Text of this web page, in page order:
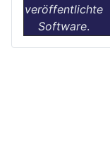
veröffentlichte
Software.